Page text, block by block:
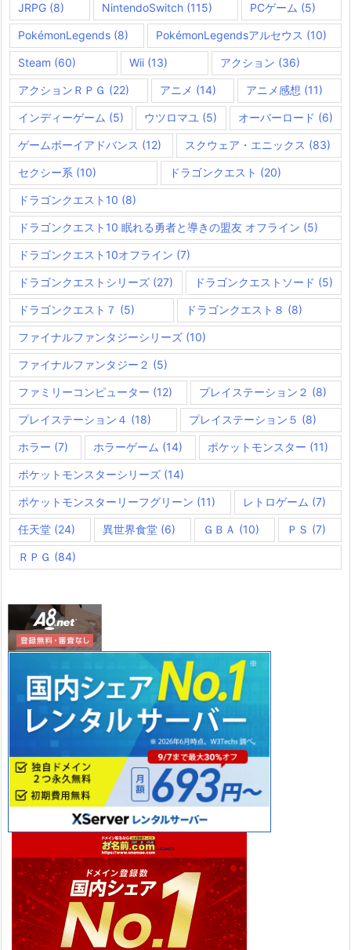
JRPG (8) NintendoSwitch (115) PCゲーム (5)
PokémonLegends (8) PokémonLegendsアルセウス (10)
Steam (60) Wii(13) アクション (36)
アクションＲＰＧ (22) アニメ (14) アニメ感想 (11)
インディーゲーム (5) ウツロマユ (5) オーバーロード (6)
ゲームボーイアドバンス (12) スクウェア・エニックス (83)
セクシー系 (10) ドラゴンクエスト (20)
ドラゴンクエスト10 (8)
ドラゴンクエスト10 眠れる勇者と導きの盟友 オフライン (5)
ドラゴンクエスト10オフライン (7)
ドラゴンクエストシリーズ (27) ドラゴンクエストソード (5)
ドラゴンクエスト７ (5) ドラゴンクエスト８ (8)
ファイナルファンタジーシリーズ (10)
ファイナルファンタジー２ (5)
ファミリーコンピューター (12) プレイステーション２ (8)
プレイステーション４ (18) プレイステーション５ (8)
ホラー (7) ホラーゲーム (14) ポケットモンスター (11)
ポケットモンスターシリーズ (14)
ポケットモンスターリーフグリーン (11) レトロゲーム (7)
任天堂 (24) 異世界食堂 (6) ＧＢＡ (10) ＰＳ (7)
ＲＰＧ (84)